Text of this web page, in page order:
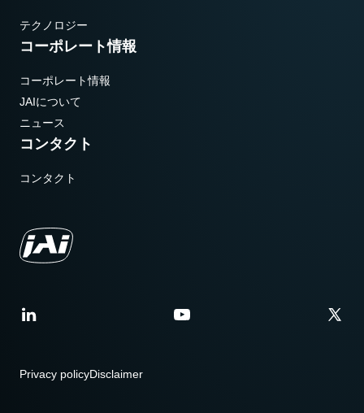
テクノロジー
コーポレート情報
コーポレート情報
JAIについて
ニュース
コンタクト
コンタクト
Privacy policyDisclaimer